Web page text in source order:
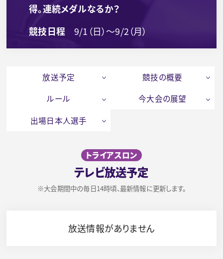
得。連続メダルなるか？
競技日程
9/1（日）～9/2（月）
放送予定
競技の概要
ルール
今大会の展望
出場日本人選手
トライアスロン
テレビ放送予定
※大会期間中の毎日14時頃、最新情報に更新します。
放送情報がありません